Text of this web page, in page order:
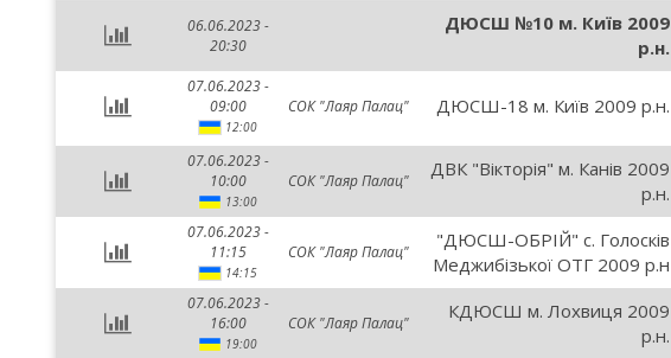
06.06.2023 -
20:30
ДЮСШ №10 м. Київ 2009
р.н.
07.06.2023 -
09:00
12:00
СОК "Лаяр Палац" ДЮСШ-18 м. Київ 2009 р.н.
07.06.2023 -
10:00
13:00
СОК "Лаяр Палац"
ДВК "Вікторія" м. Канів 2009
р.н.
07.06.2023 -
11:15
14:15
СОК "Лаяр Палац"
"ДЮСШ-ОБРІЙ" с. Голосків
Меджибізької ОТГ 2009 р.н
07.06.2023 -
16:00
19:00
СОК "Лаяр Палац"
КДЮСШ м. Лохвиця 2009
р.н.